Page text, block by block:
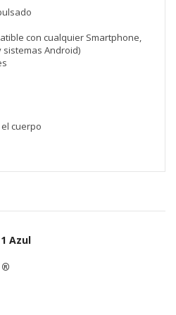
con cualquier Smartphone,
sistemas Android)
cuerpo
Azul
®